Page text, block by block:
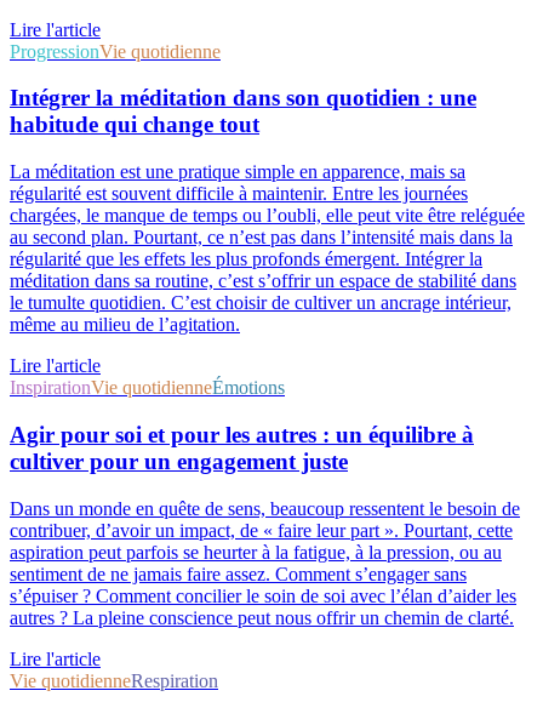
Lire l'article
ProgressionVie quotidienne
Intégrer la méditation dans son quotidien : une
habitude qui change tout
La méditation est une pratique simple en apparence, mais sa
régularité est souvent difficile à maintenir. Entre les journées
chargées, le manque de temps ou l’oubli, elle peut vite être reléguée
au second plan. Pourtant, ce n’est pas dans l’intensité mais dans la
régularité que les effets les plus profonds émergent. Intégrer la
méditation dans sa routine, c’est s’offrir un espace de stabilité dans
le tumulte quotidien. C’est choisir de cultiver un ancrage intérieur,
même au milieu de l’agitation.
Lire l'article
InspirationVie quotidienneÉmotions
Agir pour soi et pour les autres : un équilibre à
cultiver pour un engagement juste
Dans un monde en quête de sens, beaucoup ressentent le besoin de
contribuer, d’avoir un impact, de « faire leur part ». Pourtant, cette
aspiration peut parfois se heurter à la fatigue, à la pression, ou au
sentiment de ne jamais faire assez. Comment s’engager sans
s’épuiser ? Comment concilier le soin de soi avec l’élan d’aider les
autres ? La pleine conscience peut nous offrir un chemin de clarté.
Lire l'article
Vie quotidienneRespiration